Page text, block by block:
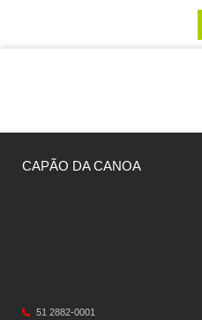
CAPÃO DA CANOA
51 2882-0001